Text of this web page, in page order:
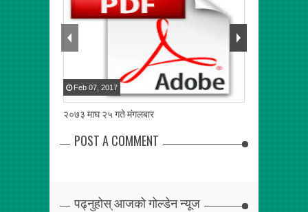
२०७३ माघ २५ गते मंगलबार
Feb 07 2017
POST A COMMENT
पढ्नुहोस् आजको गोल्डेन न्यूज